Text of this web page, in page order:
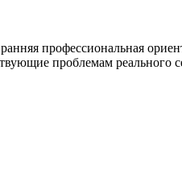
профессиональная
проблемам реального